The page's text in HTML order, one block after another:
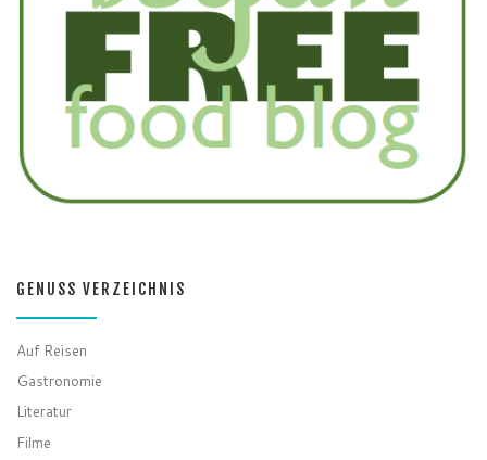
GENUSS VERZEICHNIS
Auf Reisen
Gastronomie
Literatur
Filme